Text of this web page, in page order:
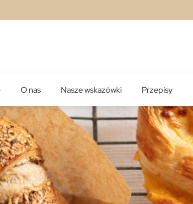
O nas Nasze wskazówki Przepisy